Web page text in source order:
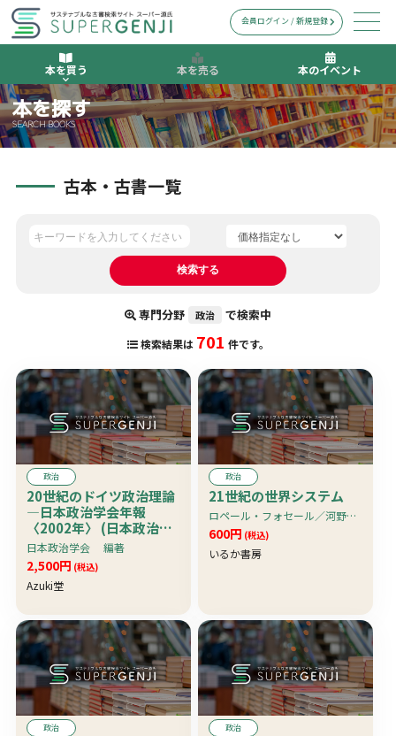
本を買う 本を売る 本のイベント
会員ログイン / 新規登録
本を探す
SEARCH BOOKS
古本・古書一覧
専門分野 政治 で検索中
検索結果は 701 件です。
政治
20世紀のドイツ政治理論
―日本政治学会年報
〈2002年〉 (日本政治学
会年報 (2002))
日本政治学会 編著
2,500円 (税込)
Azuki堂
政治
21世紀の世界システム
ロペール・フォセール／河野健二・水島茂樹訳
600円 (税込)
いるか書房
政治 政治